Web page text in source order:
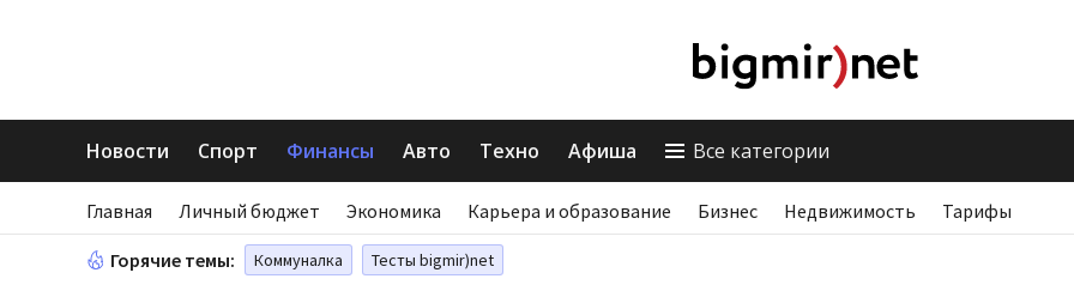
Новости Спорт Финансы Авто Техно Афиша Все категории
Главная Личный бюджет Экономика Карьера и образование Бизнес Недвижимость Тарифы
Горячие темы: Коммуналка Тесты bigmir)net